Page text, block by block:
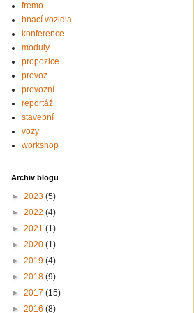
fremo
hnací vozidla
konference
moduly
propozice
provoz
provozní
reportáž
stavební
vozy
workshop
Archiv blogu
► 2023 (5)
► 2022 (4)
► 2021 (1)
► 2020 (1)
► 2019 (4)
► 2018 (9)
► 2017 (15)
► 2016 (8)